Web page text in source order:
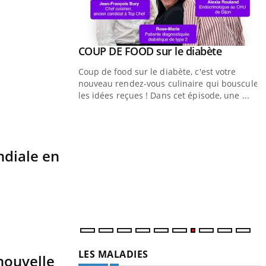
en
» pour Youtube
COUP DE FOOD sur le diabèteYoutube
Coup de food sur le diabète, c'est votre
nouveau rendez-vous culinaire qui bouscule
les idées reçues ! Dans cet épisode, une ...
LES MALADIES